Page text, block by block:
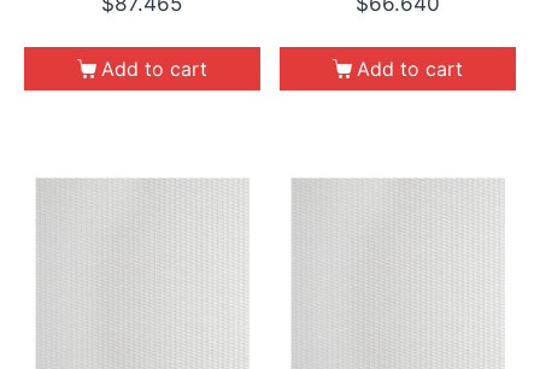
Add to cart Add to cart